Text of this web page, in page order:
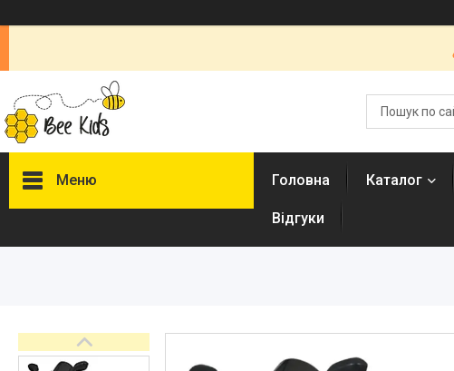
Меню
Документи
Головна Каталог
Відгуки